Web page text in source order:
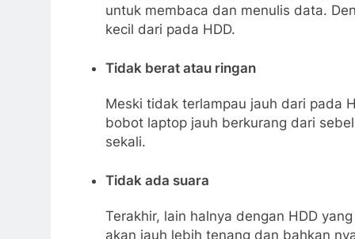
untuk membaca dan menulis data.
kecil dari pada HDD.
Tidak berat atau ringan
Meski tidak terlampau jauh dari pada
bobot laptop jauh berkurang dari
sekali.
Tidak ada suara
Terakhir, lain halnya dengan HDD
akan jauh lebih tenang dan bahkan